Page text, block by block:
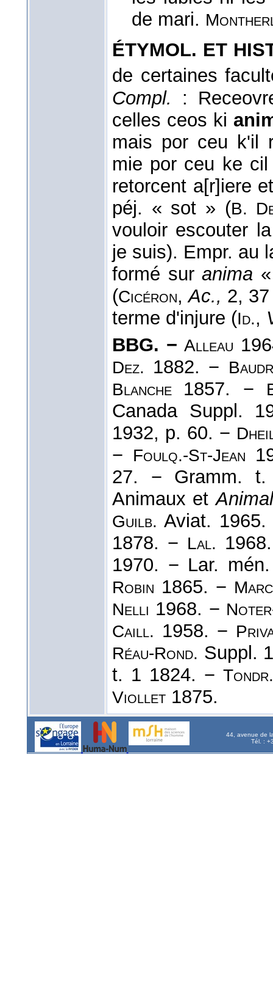
de mari.
ÉTYMOL. ET
de certaines
Compl.
:
celles ceos ki
mais por ceu k'il
mie por ceu ke
retorcent a[r]iere
péj. « sot » (B.
vouloir escouter
je suis). Empr. au
formé suranima
(Cicéron,Ac., 2,
terme d'injure (Id.,
BBG. − Alleau
Dez. 1882. −
Blanche 1857. −
Canada Suppl.
1932, p. 60. −
− Foulq.-St-Jean
27. − Gramm.
Animaux et
Guilb. Aviat.
1878. − Lal.
1970. − Lar.
Robin 1865. −
Nelli 1968. −
Caill. 1958. −
Réau-Rond. Suppl.
t. 1 1824. −
Viollet 1875.
44, avenue de
Tél. :